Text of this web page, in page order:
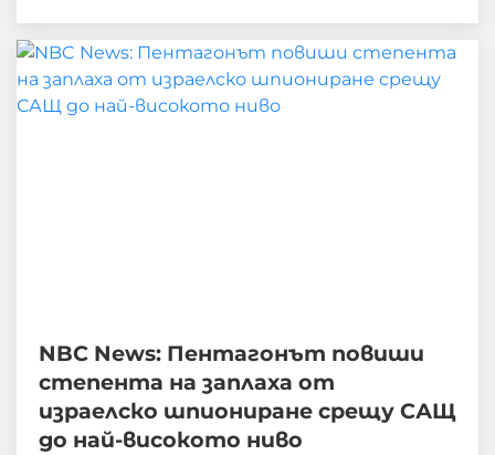
NBC News: Пентагонът повиши
степента на заплаха от
израелско шпиониране срещу САЩ
до най-високото ниво